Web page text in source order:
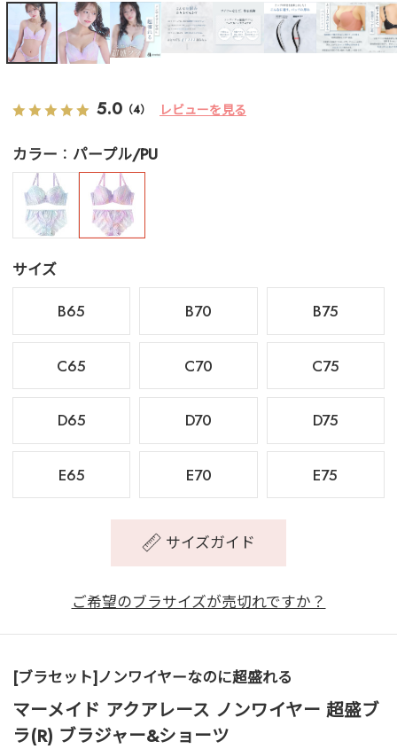
5.0 （4） レビューを見る
カラー パープル/PU
サイズ
B65
B70 B75
C65 C70 C75
D65 D70 D75
E65 E70 E75
サイズガイド
ご希望のブラサイズが売切れですか？
[ブラセット]ノンワイヤーなのに超盛れる
マーメイド アクアレース ノンワイヤー 超盛ブ
ラ(R) ブラジャー&ショーツ